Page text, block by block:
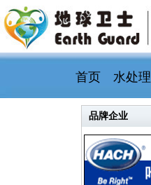
首页 水处理
品牌企业